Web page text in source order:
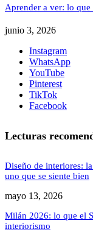
Aprender a ver: lo
junio 3, 2026
Instagram
WhatsApp
YouTube
Pinterest
TikTok
Facebook
Lecturas
Diseño de interiores:
uno que se siente bien
mayo 13, 2026
Milán 2026: lo que el
interiorismo